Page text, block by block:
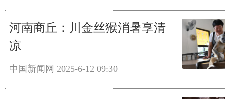
河南商丘：川金丝猴消暑享清
凉
中国新闻网 2025-6-12 09:30